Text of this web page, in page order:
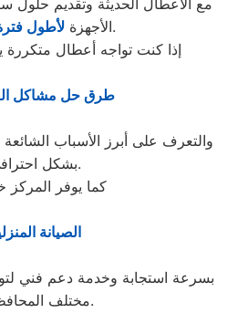
مع الأعطال الحديثة وتقديم حلول
الأجهزةلأطول
.
إذا كنت تواجه أعطال
طرق حل مشاكل
والتعرف على أبرز الأسباب
بشكل احترافي.
كما يوفر المركز
الصيانة
بسرعة استجابة وخدمة دعم فني
مختلف المحافظات.